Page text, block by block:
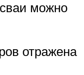
можно
отражена